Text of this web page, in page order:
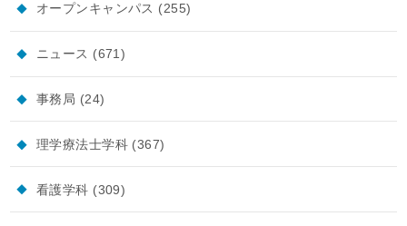
オープンキャンパス (255)
ニュース (671)
事務局 (24)
理学療法士学科 (367)
看護学科 (309)